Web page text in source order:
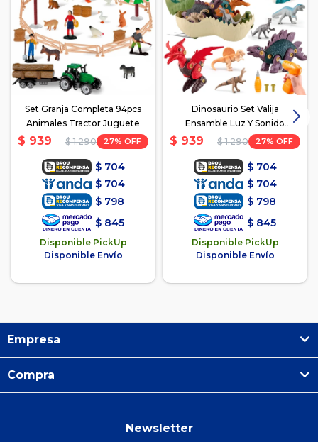
Set Granja Completa 94pcs
Animales Tractor Juguete
$ 939 $ 1.290 27
$ 704
$ 704
$ 798
$ 845
Disponible PickUp
Disponible Envío
Dinosaurio Set Valija
Ensamble Luz Y Sonido
Juguete
$ 939 $ 1.290 27
$ 704
$ 704
$ 798
$ 845
Disponible PickUp
Disponible Envío
Empresa
Compra
Newsletter